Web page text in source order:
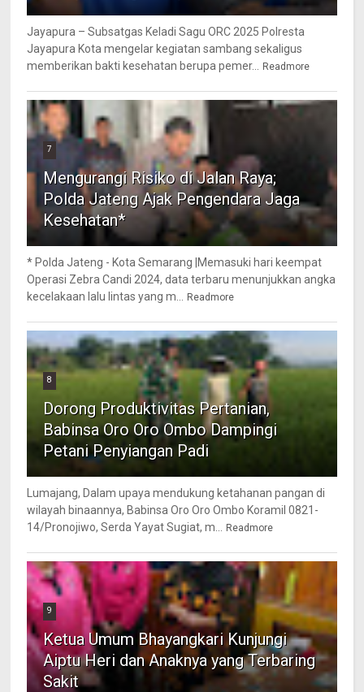
Jayapura – Subsatgas Keladi Sagu ORC 2025 Polresta
Jayapura Kota mengelar kegiatan sambang sekaligus
memberikan bakti kesehatan berupa pemer...
Readmore
7
Mengurangi Risiko di Jalan Raya;
Polda Jateng Ajak Pengendara Jaga
Kesehatan*
* Polda Jateng - Kota Semarang |Memasuki hari keempat
Operasi Zebra Candi 2024, data terbaru menunjukkan angka
kecelakaan lalu lintas yang m...
Readmore
8
Dorong Produktivitas Pertanian,
Babinsa Oro Oro Ombo Dampingi
Petani Penyiangan Padi
Lumajang, Dalam upaya mendukung ketahanan pangan di
wilayah binaannya, Babinsa Oro Oro Ombo Koramil 0821-
14/Pronojiwo, Serda Yayat Sugiat, m...
Readmore
9
Ketua Umum Bhayangkari Kunjungi
Aiptu Heri dan Anaknya yang Terbaring
Sakit